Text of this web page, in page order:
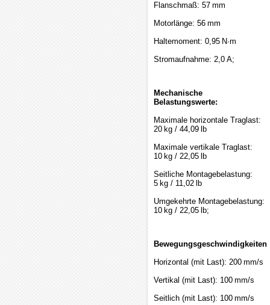
Flanschmaß: 57 mm
Motorlänge: 56 mm
Haltemoment: 0,95 N·m
Stromaufnahme: 2,0 A;
Mechanische
Belastungswerte:
Maximale horizontale Traglast:
20 kg / 44,09 lb
Maximale vertikale Traglast:
10 kg / 22,05 lb
Seitliche Montagebelastung:
5 kg / 11,02 lb
Umgekehrte Montagebelastung:
10 kg / 22,05 lb;
Bewegungsgeschwindigkeiten:
Horizontal (mit Last): 200 mm/s
Vertikal (mit Last): 100 mm/s
Seitlich (mit Last): 100 mm/s